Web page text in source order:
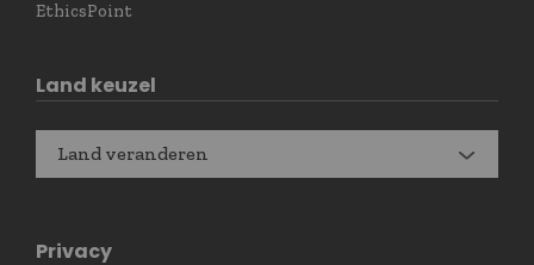
EthicsPoint
Land keuzel
Land veranderen
Privacy